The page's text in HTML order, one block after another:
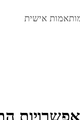
אישית